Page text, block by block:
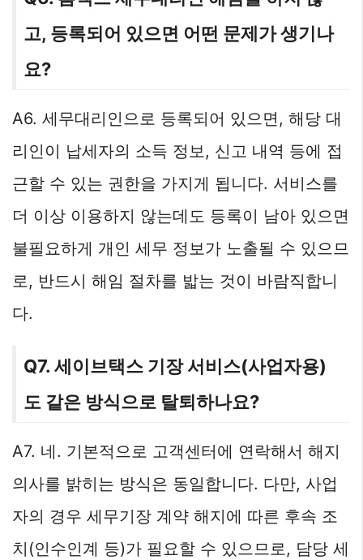
고, 등록되어 있으면 어떤 문제가 생기나
요?
A6. 세무대리인으로 등록되어 있으면, 해당 대
리인이 납세자의 소득 정보, 신고 내역 등에 접
근할 수 있는 권한을 가지게 됩니다. 서비스를
더 이상 이용하지 않는데도 등록이 남아 있으면
불필요하게 개인 세무 정보가 노출될 수 있으므
로, 반드시 해임 절차를 밟는 것이 바람직합니
다.
Q7. 세이브택스 기장 서비스(사업자용)
도 같은 방식으로 탈퇴하나요?
A7. 네. 기본적으로 고객센터에 연락해서 해지
의사를 밝히는 방식은 동일합니다. 다만, 사업
자의 경우 세무기장 계약 해지에 따른 후속 조
치(인수인계 등)가 필요할 수 있으므로, 담당 세